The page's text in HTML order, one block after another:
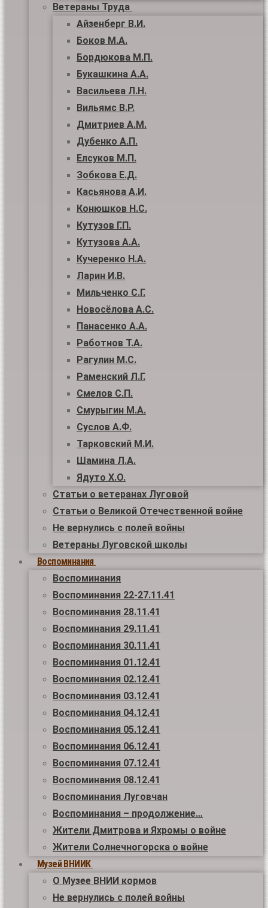
Ветераны Труда
Айзенберг В.И.
Боков М.А.
Бордюкова М.П.
Букашкина А.А.
Васильева Л.Н.
Вильямс В.Р.
Дмитриев А.М.
Дубенко А.П.
Елсуков М.П.
Зобкова Е.Д.
Касьянова А.И.
Конюшков Н.С.
Кутузов Г.П.
Кутузова А.А.
Кучеренко Н.А.
Ларин И.В.
Мильченко С.Г.
Новосёлова А.С.
Панасенко А.А.
Работнов Т.А.
Рагулин М.С.
Раменский Л.Г.
Смелов С.П.
Смурыгин М.А.
Суслов А.Ф.
Тарковский М.И.
Шамина Л.А.
Ядуто Х.О.
Статьи о ветеранах Луговой
Статьи о Великой Отечественной войне
Не вернулись с полей войны
Ветераны Луговской школы
Воспоминания
Воспоминания
Воспоминания 22-27.11.41
Воспоминания 28.11.41
Воспоминания 29.11.41
Воспоминания 30.11.41
Воспоминания 01.12.41
Воспоминания 02.12.41
Воспоминания 03.12.41
Воспоминания 04.12.41
Воспоминания 05.12.41
Воспоминания 06.12.41
Воспоминания 07.12.41
Воспоминания 08.12.41
Воспоминания Луговчан
Воспоминания – продолжение…
Жители Дмитрова и Яхромы о войне
Жители Солнечногорска о войне
Музей ВНИИК
О Музее ВНИИ кормов
Не вернулись с полей войны